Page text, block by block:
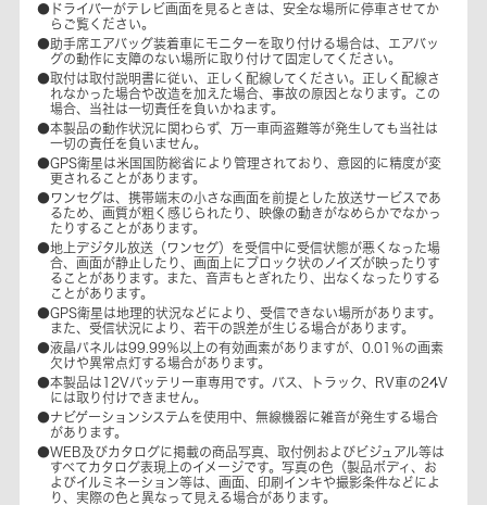
●ドライバーがテレビ画面を見るときは、安全な場所に停車させてか
らご覧ください。
●助手席エアバッグ装着車にモニターを取り付ける場合は、エアバッ
グの動作に支障のない場所に取り付けて固定してください。
●取付は取付説明書に従い、正しく配線してください。正しく配線さ
れなかった場合や改造を加えた場合、事故の原因となります。この
場合、当社は一切責任を負いかねます。
●本製品の動作状況に関わらず、万一車両盗難等が発生しても当社は
一切の責任を負いません。
●GPS衛星は米国国防総省により管理されており、意図的に精度が変
更されることがあります。
●ワンセグは、携帯端末の小さな画面を前提とした放送サービスであ
るため、画質が粗く感じられたり、映像の動きがなめらかでなかっ
たりすることがあります。
●地上デジタル放送（ワンセグ）を受信中に受信状態が悪くなった場
合、画面が静止したり、画面上にブロック状のノイズが映ったりす
ることがあります。また、音声もとぎれたり、出なくなったりする
ことがあります。
●GPS衛星は地理的状況などにより、受信できない場所があります。
また、受信状況により、若干の誤差が生じる場合があります。
●液晶パネルは99.99％以上の有効画素がありますが、0.01％の画素
欠けや異常点灯する場合があります。
●本製品は12Vバッテリー車専用です。バス、トラック、RV車の24V
には取り付けできません。
●ナビゲーションシステムを使用中、無線機器に雑音が発生する場合
があります。
●WEB及びカタログに掲載の商品写真、取付例およびビジュアル等は
すべてカタログ表現上のイメージです。写真の色（製品ボディ、お
よびイルミネーション等は、画面、印刷インキや撮影条件などによ
り、実際の色と異なって見える場合があります。